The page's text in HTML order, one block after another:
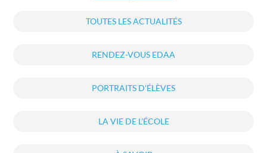
TOUTES LES ACTUALITÉS
RENDEZ-VOUS EDAA
PORTRAITS D'ÉLÈVES
LA VIE DE L'ÉCOLE